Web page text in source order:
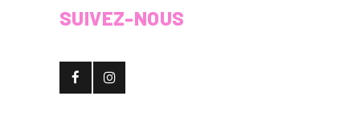
SUIVEZ-NOUS